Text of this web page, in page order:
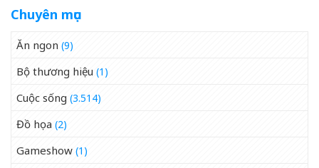
Chuyên mục
Ăn ngon (9)
Bộ thương hiệu (1)
Cuộc sống (3.514)
Đồ họa (2)
Gameshow (1)